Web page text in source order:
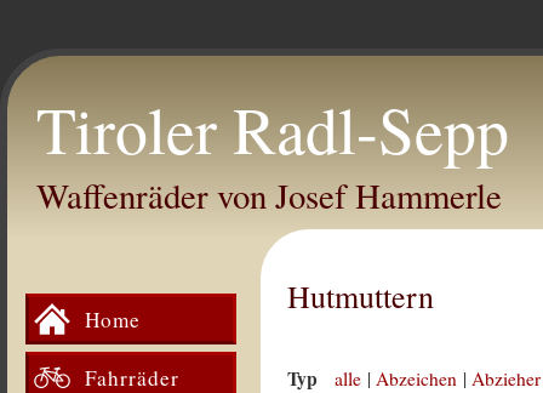
Tiroler Radl-Sepp
Waffenräder von Josef Hammerle
Home
Fahrräder
Hutmuttern
Typ alle |Abzeichen |